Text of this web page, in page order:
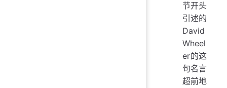
节开头
引述的
David
Wheel
er的这
句名言
超前地